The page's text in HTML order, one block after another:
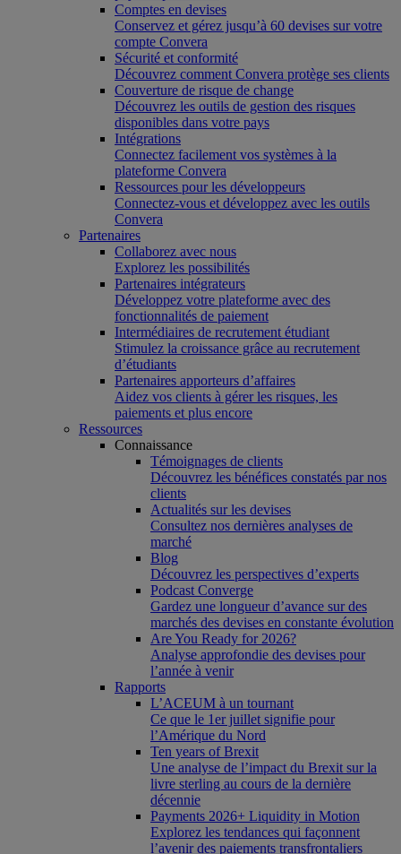
Comptes en devises
Conservez et gérez jusqu’à 60 devises sur votre
compte Convera
Sécurité et conformité
Découvrez comment Convera protège ses clients
Couverture de risque de change
Découvrez les outils de gestion des risques
disponibles dans votre pays
Intégrations
Connectez facilement vos systèmes à la
plateforme Convera
Ressources pour les développeurs
Connectez-vous et développez avec les outils
Convera
Partenaires
Collaborez avec nous
Explorez les possibilités
Partenaires intégrateurs
Développez votre plateforme avec des
fonctionnalités de paiement
Intermédiaires de recrutement étudiant
Stimulez la croissance grâce au recrutement
d’étudiants
Partenaires apporteurs d’affaires
Aidez vos clients à gérer les risques, les
paiements et plus encore
Ressources
Connaissance
Témoignages de clients
Découvrez les bénéfices constatés par nos
clients
Actualités sur les devises
Consultez nos dernières analyses de
marché
Blog
Découvrez les perspectives d’experts
Podcast Converge
Gardez une longueur d’avance sur des
marchés des devises en constante évolution
Are You Ready for 2026?
Analyse approfondie des devises pour
l’année à venir
Rapports
L’ACEUM à un tournant
Ce que le 1er juillet signifie pour
l’Amérique du Nord
Ten years of Brexit
Une analyse de l’impact du Brexit sur la
livre sterling au cours de la dernière
décennie
Payments 2026+ Liquidity in Motion
Explorez les tendances qui façonnent
l’avenir des paiements transfrontaliers